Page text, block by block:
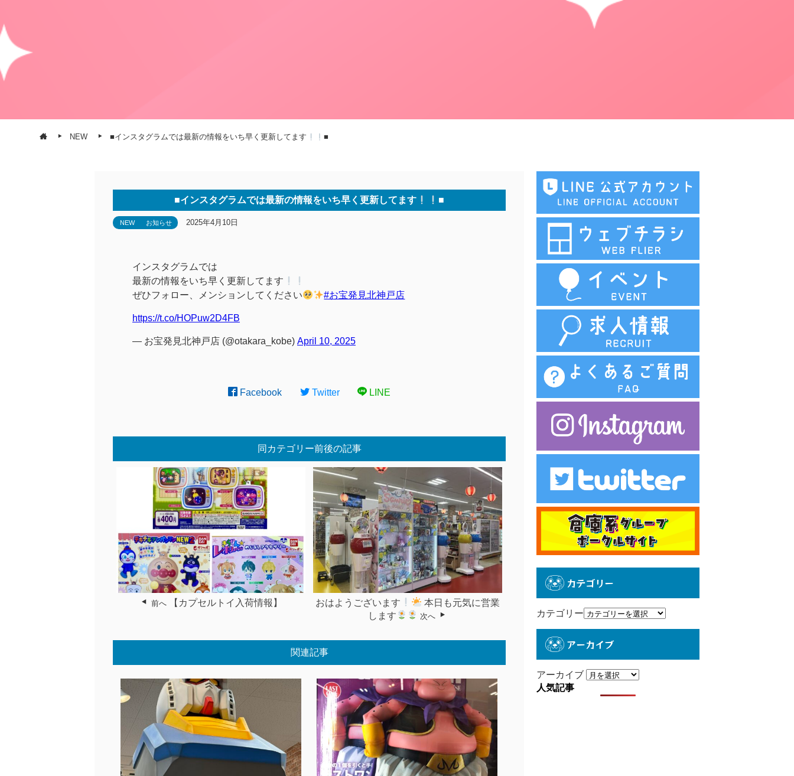
NEW ■インスタグラムでは最新の情報をいち早く更新してます ■
■インスタグラムでは最新の情報をいち早く更新してます ■
NEW お知らせ 2025年4月10日
インスタグラムでは
最新の情報をいち早く更新してます
ぜひフォロー、メンションしてください
#お宝発見北神戸店
https://t.co/HOPuw2D4FB
— お宝発見北神戸店 (@otakara_kobe) April 10, 2025
Facebook Twitter LINE
同カテゴリー前後の記事
前へ 【カプセルトイ入荷情報】 おはようございます
本日も元気に営業
します
次へ
関連記事
カテゴリー
カテゴリー
アーカイブ
アーカイブ
人気記事